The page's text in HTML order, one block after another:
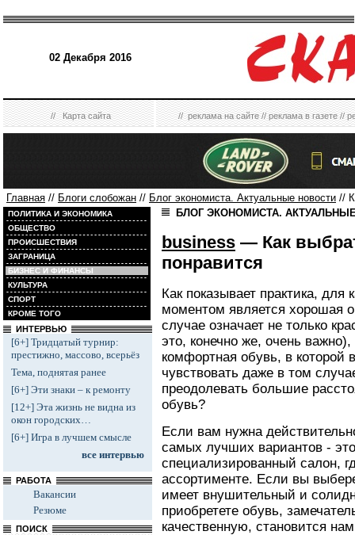
02 Декабря 2016
//Карта сайта //реклама на сайте//реклама в газете//
Главная // Блоги слобожан // Блог экономиста. Актуальные новости //
ПОЛИТИКА И ЭКОНОМИКА
ОБЩЕСТВО
ПРОИСШЕСТВИЯ
ЗАГРАНИЦА
БИЗНЕС И ФИНАНСЫ
КУЛЬТУРА
СПОРТ
КРОМЕ ТОГО
ИНТЕРВЬЮ
[6+] Тридцатый турнир:
престижно, массово, всерьёз
Тема, поднятая ранее
[6+] Эти знаки – к ремонту
[12+] Эта жизнь не видна из
окон городских…
[6+] Игра в лучшем смысле
все интервью
РАБОТА
Вакансии
Резюме
ПОИСК
БЛОГ ЭКОНОМИСТА.
business — Как
понравится
Как показывает практика,
моментом является хорошая
случае означает не только
это, конечно же, очень
комфортная обувь, в которой
чувствовать даже в том
преодолевать большие
обувь?
Если вам нужна
самых лучших вариантов -
специализированный салон,
ассортименте. Если вы
имеет внушительный и
приобретете обувь,
качественную, становится